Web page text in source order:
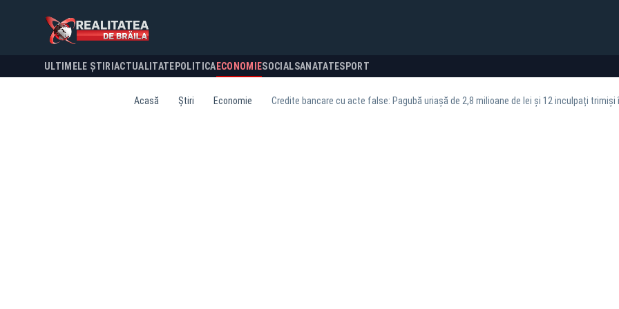
ULTIMELE ȘTIRI ACTUALITATE POLITICA ECONOMIESOCIALSANATATESPORT
Acasă Știri Economie Credite bancare cu acte false: Pagubă uriașă de 2,8 milioane de lei și 12 inculpați